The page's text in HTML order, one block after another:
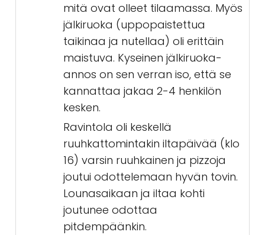
mitä ovat olleet tilaamassa. Myös
jälkiruoka (uppopaistettua
taikinaa ja nutellaa) oli erittäin
maistuva. Kyseinen jälkiruoka-
annos on sen verran iso, että se
kannattaa jakaa 2-4 henkilön
kesken.
Ravintola oli keskellä
ruuhkattomintakin iltapäivää (klo
16) varsin ruuhkainen ja pizzoja
joutui odottelemaan hyvän tovin.
Lounasaikaan ja iltaa kohti
joutunee odottaa
pitdempäänkin.